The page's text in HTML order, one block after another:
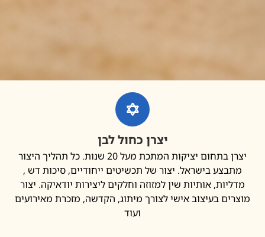
יצרן כחול לבן
יצרן בתחום יציקות המתכת מעל 20 שנות. כל תהליך היצור
בישראל. יצור של תכשיטים ייחודיים, סיכות דש ,
אותיות שין למזוזה וחלקים ליצירות יודאיקה. יצור
בעיצוב אישי לצורך מיתוג, הקדשה, מזכרת מאירועים